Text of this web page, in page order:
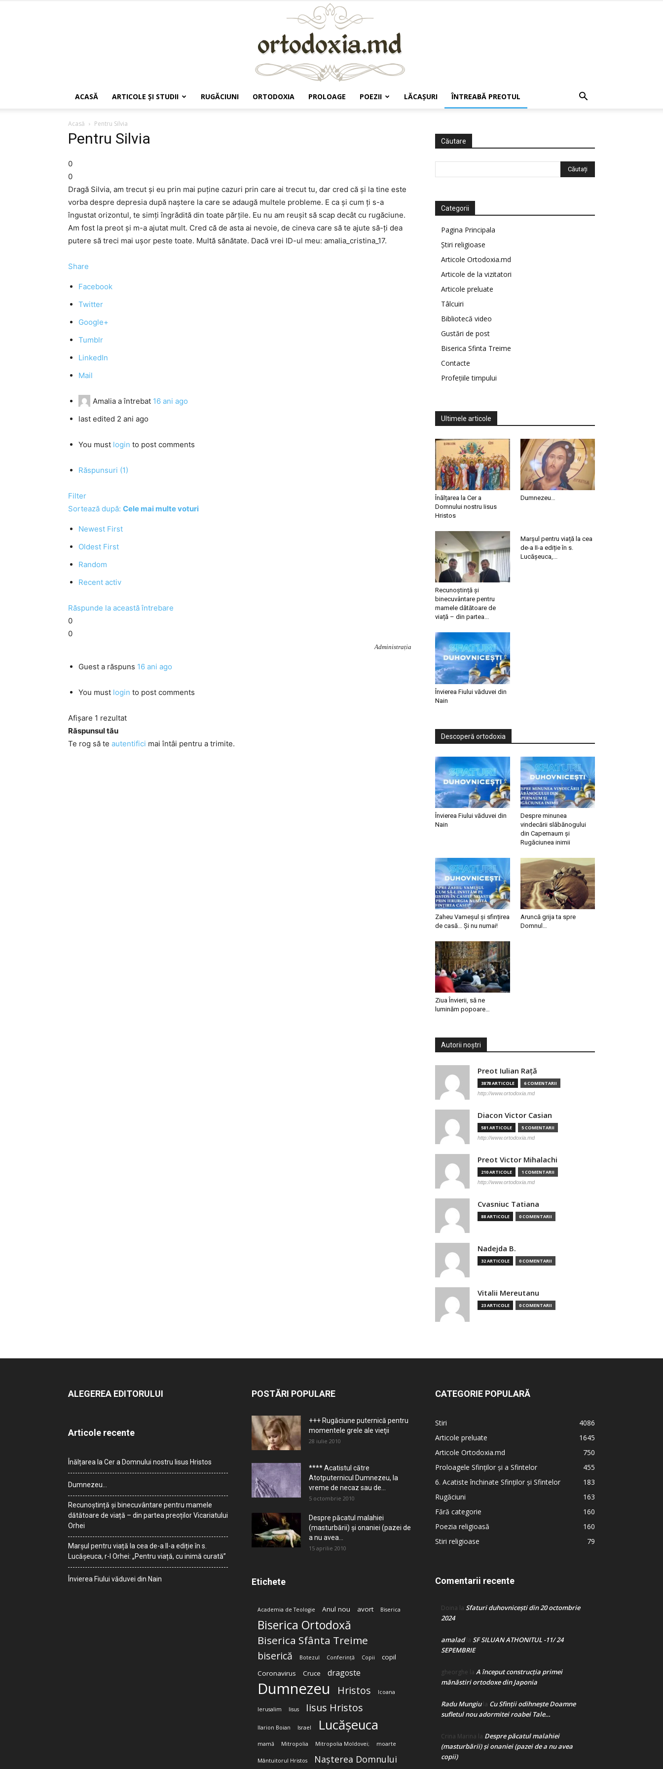
ACASĂ ARTICOLE ŞI STUDII RUGĂCIUNI ORTODOXIA PROLOAGE POEZII LĂCAŞURI ÎNTREABĂ PREOTUL
Acasă Pentru Silvia
Pentru Silvia
0
0
Dragă Silvia, am trecut și eu prin mai puține cazuri prin care ai trecut tu, dar cred că și la tine este
vorba despre depresia după naștere la care se adaugă multele probleme. E ca și cum ți s-a
îngustat orizontul, te simți îngrădită din toate părțile. Eu nu am reușit să scap decât cu rugăciune.
Am fost la preot și m-a ajutat mult. Cred că de asta ai nevoie, de cineva care să te ajute să-ți dea
putere să treci mai ușor peste toate. Multă sănătate. Dacă vrei ID-ul meu: amalia_cristina_17.
Share
Facebook
Twitter
Google+
Tumblr
LinkedIn
Mail
Amalia a întrebat 16 ani ago
last edited 2 ani ago
You must login to post comments
Răspunsuri (1)
Filter
Sortează după: Cele mai multe voturi
Newest First
Oldest First
Random
Recent activ
Răspunde la această întrebare
0
0
Administrația
Guest a răspuns 16 ani ago
You must login to post comments
Afișare 1 rezultat
Răspunsul tău
Te rog să te autentifici mai întâi pentru a trimite.
Căutare
Categorii
Pagina Principala
Știri religioase
Articole Ortodoxia.md
Articole de la vizitatori
Articole preluate
Tâlcuiri
Bibliotecă video
Gustări de post
Biserica Sfinta Treime
Contacte
Profețiile timpului
Ultimele articole
Înălțarea la Cer a
Domnului nostru Iisus
Hristos
Dumnezeu…
Recunoștință și
binecuvântare pentru
mamele dătătoare de
viață – din partea...
Marșul pentru viață la cea
de-a II-a ediție în s.
Lucășeuca,...
Învierea Fiului văduvei din
Nain
Descoperă ortodoxia
Învierea Fiului văduvei din
Nain
Despre minunea
vindecării slăbănogului
din Capernaum și
Rugăciunea inimii
Zaheu Vameșul și sfințirea
de casă… Și nu numai!
Aruncă grija ta spre
Domnul…
Ziua Învierii, să ne
luminăm popoare…
Autorii noștri
Preot Iulian Raţă
3878 ARTICOLE 6 COMENTARII
http://www.ortodoxia.md
Diacon Victor Casian
581 ARTICOLE 5 COMENTARII
http://www.ortodoxia.md
Preot Victor Mihalachi
210 ARTICOLE 1 COMENTARII
http://www.ortodoxia.md
Cvasniuc Tatiana
88 ARTICOLE 0 COMENTARII
Nadejda B.
32 ARTICOLE 0 COMENTARII
Vitalii Mereutanu
23 ARTICOLE 0 COMENTARII
ALEGEREA EDITORULUI
Articole recente
Înălțarea la Cer a Domnului nostru Iisus Hristos
Dumnezeu…
Recunoștință și binecuvântare pentru mamele
dătătoare de viață – din partea preoților Vicariatului
Orhei
Marșul pentru viață la cea de-a II-a ediție în s.
Lucășeuca, r-l Orhei: „Pentru viață, cu inimă curată”
Învierea Fiului văduvei din Nain
POSTĂRI POPULARE
+++ Rugăciune puternică pentru
momentele grele ale vieţii
28 iulie 2010
**** Acatistul către
Atotputernicul Dumnezeu, la
vreme de necaz sau de...
5 octombrie 2010
Despre păcatul malahiei
(masturbării) şi onaniei (pazei de
a nu avea...
15 aprilie 2010
Etichete
Academia de Teologie Anul nou avort Biserica
Biserica Ortodoxă
Biserica Sfânta Treime
biserică Botezul Conferință Copii
copil
Coronavirus
Cruce dragoste
Dumnezeu Hristos Icoana
Ierusalim Iisus Iisus Hristos
Ilarion Boian Israel Lucășeuca
mamă Mitropolia Mitropolia Moldovei; moarte
Mântuitorul Hristos Nașterea Domnului
CATEGORIE POPULARĂ
Stiri
4086
Articole preluate
1645
Articole Ortodoxia.md
750
Proloagele Sfinților și a Sfintelor
455
6. Acatiste închinate Sfinților și Sfintelor
183
Rugăciuni
163
Fără categorie
160
Poezia religioasă
160
Stiri religioase
79
Comentarii recente
Doina la Sfaturi duhovnicești din 20 octombrie
2024
amaladla SF SILUAN ATHONITUL -11/ 24
SEPEMBRIE
gheorghe la A început construcţia primei
mănăstiri ortodoxe din Japonia
Radu Mungiula Cu Sfinții odihnește Doamne
sufletul nou adormitei roabei Tale…
Crina Marina la Despre păcatul malahiei
(masturbării) şi onaniei (pazei de a nu avea
copii)